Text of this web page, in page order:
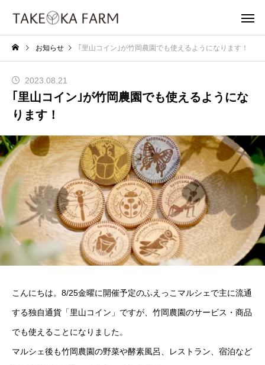
お知らせ ｢里山コイン｣が竹岡農園でも使えるようになります！
｢里山コイン｣が竹岡農園でも使えるようにな
ります！
2023.08.21
こんにちは。8/25金曜に開催予定のふえっこマルシェで主に流通
する独自通貨「里山コイン」ですが、竹岡農園のサービス・商品
でも使えることになりました。
マルシェ後も竹岡農園の野菜や酵素風呂、レストラン、宿泊など